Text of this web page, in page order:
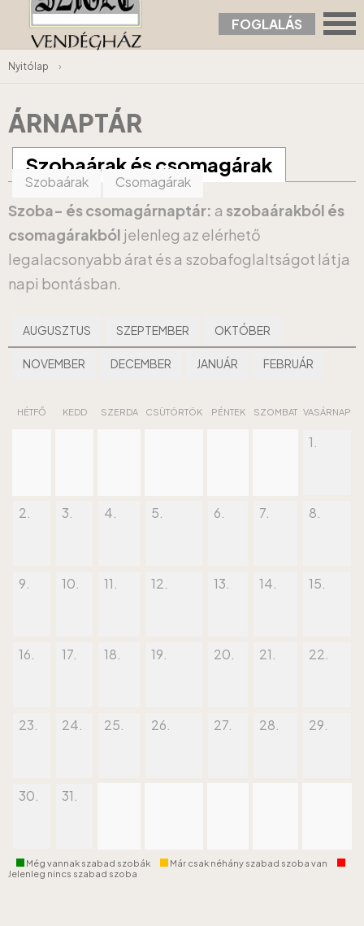
FOGLALÁS
Nyitólap ›
ÁRNAPTÁR
Szobaárak és csomagárak
Szobaárak Csomagárak
Szoba- és csomagárnaptár: a szobaárakból és
csomagárakból jelenleg az elérhető
legalacsonyabb árat és a szobafoglaltságot látja
napi bontásban.
AUGUSZTUS SZEPTEMBER OKTÓBER
NOVEMBER DECEMBER JANUÁR FEBRUÁR
HÉTFŐ KEDD SZERDA CSÜTÖRTÖK PÉNTEK SZOMBAT VASÁRNAP
1.
2. 3. 4. 5. 6. 7. 8.
9. 10. 11. 12. 13. 14. 15.
16. 17. 18. 19. 20. 21. 22.
23. 24. 25. 26. 27. 28. 29.
30. 31.
Még vannak szabad szobák
Már csak néhány szabad szoba van
Jelenleg nincs szabad szoba